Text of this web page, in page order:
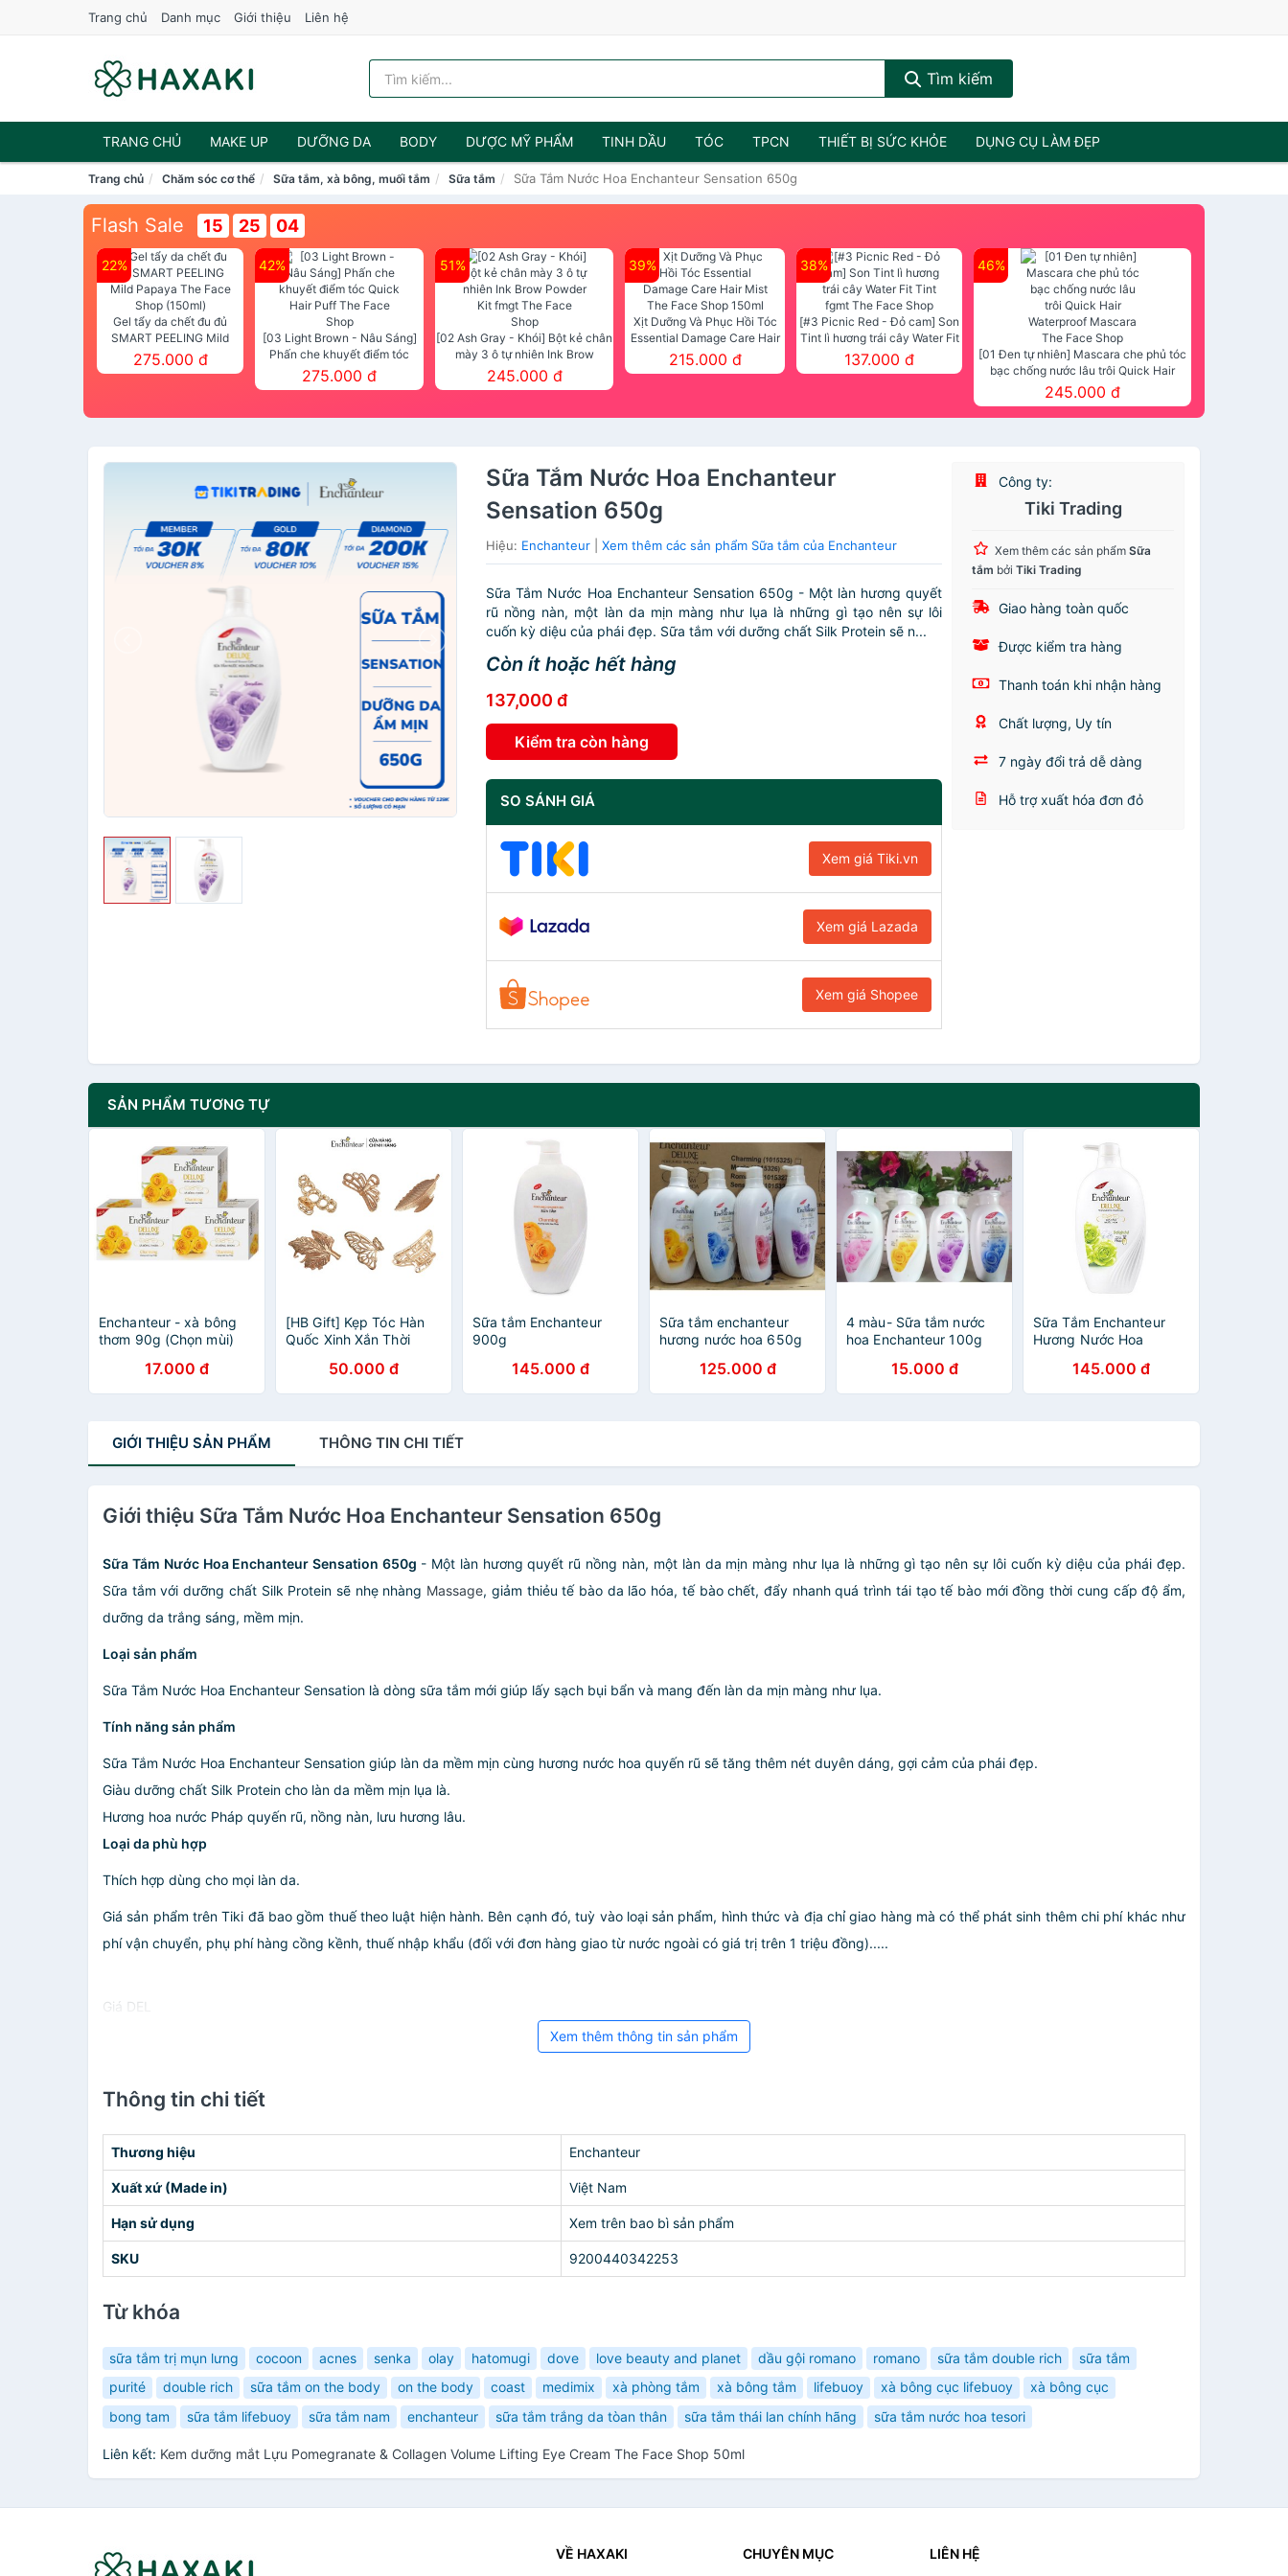
Trang chủ Danh mục Giới thiệu Liên hệ
Tìm kiếm
TRANG CHỦ MAKE UP DƯỠNG DA BODY DƯỢC MỸ PHẨM TINH DẦU TÓC TPCN THIẾT BỊ SỨC KHỎE DỤNG CỤ LÀM ĐẸP
NƯỚC HOA
Trang chủ Chăm sóc cơ thể Sữa tắm, xà bông, muối tắm Sữa tắm Sữa Tắm Nước Hoa Enchanteur Sensation 650g
Flash Sale 15 25 03
22%
Gel tẩy da chết đu đủ
SMART PEELING Mild
Papaya The Face Shop
(150ml)
275.000 đ
42%
[03 Light Brown - Nâu Sáng]
Phấn che khuyết điểm tóc
Quick Hair Puff The Face Shop
275.000 đ
51%
[02 Ash Gray - Khói] Bột kẻ chân
mày 3 ô tự nhiên Ink Brow
Powder Kit fmgt The Face Shop
245.000 đ
39%
Xịt Dưỡng Và Phục Hồi Tóc
Essential Damage Care Hair
Mist The Face Shop 150ml
215.000 đ
38%
[#3 Picnic Red - Đỏ cam] Son
Tint lì hương trái cây Water Fit
Tint fgmt The Face Shop
137.000 đ
46%
[01 Đen tự nhiên] Mascara che phủ tóc
bạc chống nước lâu trôi Quick Hair
Waterproof Mascara The Face Shop
245.000 đ
Sữa Tắm Nước Hoa Enchanteur
Sensation 650g
Hiệu: Enchanteur |Xem thêm các sản phẩm Sữa tắm của Enchanteur
Sữa Tắm Nước Hoa Enchanteur Sensation 650g - Một làn hương quyết
rũ nồng nàn, một làn da mịn màng như lụa là những gì tạo nên sự lôi
cuốn kỳ diệu của phái đẹp. Sữa tắm với dưỡng chất Silk Protein sẽ n...
Còn ít hoặc hết hàng
137,000 đ
Kiểm tra còn hàng
SO SÁNH GIÁ
Xem giá Tiki.vn
Xem giá Lazada
Xem giá Shopee
Công ty:
Tiki Trading
Xem thêm các sản phẩmSữa
tắm bởiTiki Trading
Giao hàng toàn quốc
Được kiểm tra hàng
Thanh toán khi nhận hàng
Chất lượng, Uy tín
7 ngày đổi trả dễ dàng
Hỗ trợ xuất hóa đơn đỏ
SẢN PHẨM TƯƠNG TỰ
Enchanteur - xà bông
thơm 90g (Chọn mùi)
17.000 đ
[HB Gift] Kẹp Tóc Hàn
Quốc Xinh Xắn Thời
50.000 đ
Sữa tắm Enchanteur
900g
145.000 đ
Sữa tắm enchanteur
hương nước hoa 650g
125.000 đ
4 màu- Sữa tắm nước
hoa Enchanteur 100g
15.000 đ
Sữa Tắm Enchanteur
Hương Nước Hoa
145.000 đ
GIỚI THIỆU SẢN PHẨM THÔNG TIN CHI TIẾT
Giới thiệu Sữa Tắm Nước Hoa Enchanteur Sensation 650g
Sữa Tắm Nước Hoa Enchanteur Sensation 650g - Một làn hương quyết rũ nồng nàn, một làn da mịn màng như lụa là những gì tạo nên sự lôi cuốn kỳ diệu của phái đẹp.
Sữa tắm với dưỡng chất Silk Protein sẽ nhẹ nhàng Massage, giảm thiẻu tế bào da lão hóa, tế bào chết, đẩy nhanh quá trình tái tạo tế bào mới đồng thời cung cấp độ ẩm,
dưỡng da trắng sáng, mềm mịn.
Loại sản phẩm
Sữa Tắm Nước Hoa Enchanteur Sensation là dòng sữa tắm mới giúp lấy sạch bụi bẩn và mang đến làn da mịn màng như lụa.
Tính năng sản phẩm
Sữa Tắm Nước Hoa Enchanteur Sensation giúp làn da mềm mịn cùng hương nước hoa quyến rũ sẽ tăng thêm nét duyên dáng, gợi cảm của phái đẹp.
Giàu dưỡng chất Silk Protein cho làn da mềm mịn lụa là.
Hương hoa nước Pháp quyến rũ, nồng nàn, lưu hương lâu.
Loại da phù hợp
Thích hợp dùng cho mọi làn da.
Giá sản phẩm trên Tiki đã bao gồm thuế theo luật hiện hành. Bên cạnh đó, tuỳ vào loại sản phẩm, hình thức và địa chỉ giao hàng mà có thể phát sinh thêm chi phí khác như
phí vận chuyển, phụ phí hàng cồng kềnh, thuế nhập khẩu (đối với đơn hàng giao từ nước ngoài có giá trị trên 1 triệu đồng).....
Giá DEL
Xem thêm thông tin sản phẩm
Thông tin chi tiết
Thương hiệu Enchanteur
Xuất xứ (Made in) Việt Nam
Hạn sử dụng Xem trên bao bì sản phẩm
SKU 9200440342253
Từ khóa
sữa tắm trị mụn lưng cocoon acnes senka olay hatomugi dove love beauty and planet dầu gội romano romano sữa tắm double rich
sữa tắm
purité
double rich sữa tắm on the body on the body coast medimix xà phòng tắm xà bông tắm lifebuoy xà bông cục lifebuoy
xà bông cục
bong tam
sữa tắm lifebuoy sữa tắm nam enchanteur sữa tắm trắng da tòan thân sữa tắm thái lan chính hãng sữa tắm nước hoa tesori
Liên kết: Kem dưỡng mắt Lựu Pomegranate & Collagen Volume Lifting Eye Cream The Face Shop 50ml
VỀ HAXAKI CHUYÊN MỤC LIÊN HỆ